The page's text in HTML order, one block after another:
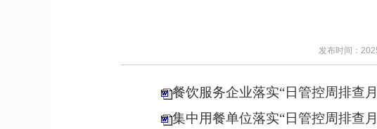
发布时间：
餐饮服务企业落实“日管控周排查
集中用餐单位落实“日管控周排查